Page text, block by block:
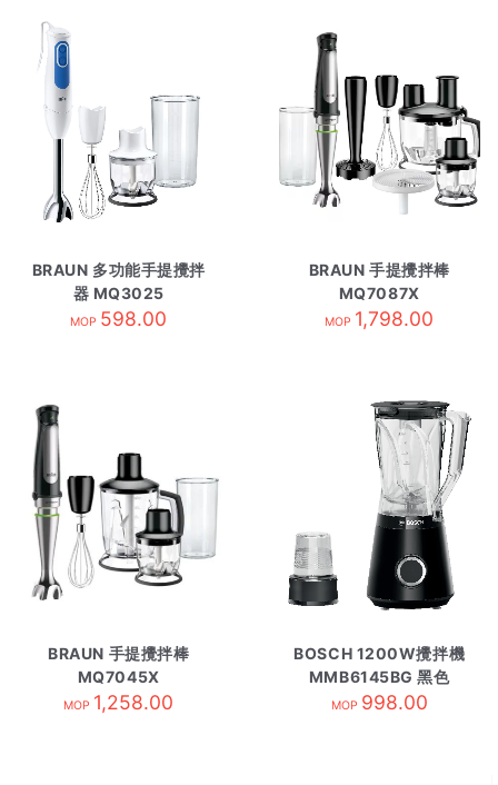
BRAUN 多功能手提攪拌
器 MQ3025
MOP 598.00
BRAUN 手提攪拌棒
MQ7087X
MOP 1,798.00
BRAUN 手提攪拌棒
MQ7045X
MOP 1,258.00
BOSCH 1200W攪拌機
MMB6145BG 黑色
MOP 998.00